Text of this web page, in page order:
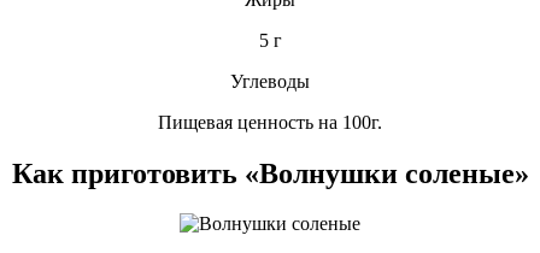
5 г
Углеводы
Пищевая ценность на 100г.
Как приготовить «Волнушки соленые»